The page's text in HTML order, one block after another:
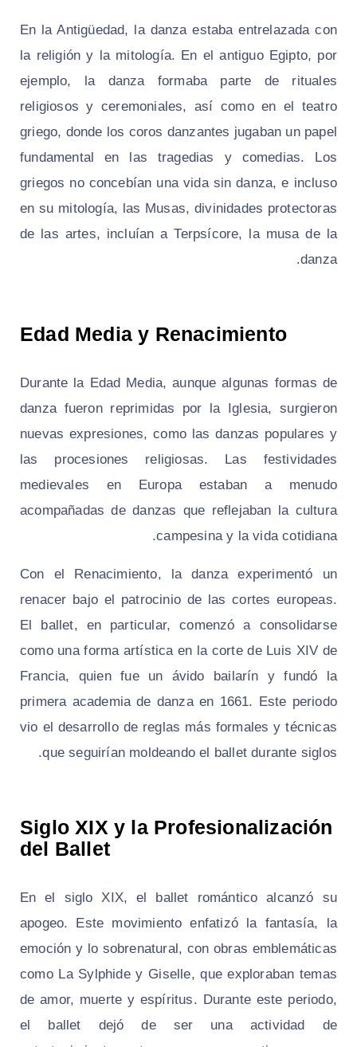
En la Antigüedad, la danza estaba entrelazada con
la religión y la mitología. En el antiguo Egipto, por
ejemplo, la danza formaba parte de rituales
religiosos y ceremoniales, así como en el teatro
griego, donde los coros danzantes jugaban un papel
fundamental en las tragedias y comedias. Los
griegos no concebían una vida sin danza, e incluso
en su mitología, las Musas, divinidades protectoras
de las artes, incluían a Terpsícore, la musa de la
danza.
Edad Media y Renacimiento
Durante la Edad Media, aunque algunas formas de
danza fueron reprimidas por la Iglesia, surgieron
nuevas expresiones, como las danzas populares y
las procesiones religiosas. Las festividades
medievales en Europa estaban a menudo
acompañadas de danzas que reflejaban la cultura
campesina y la vida cotidiana.
Con el Renacimiento, la danza experimentó un
renacer bajo el patrocinio de las cortes europeas.
El ballet, en particular, comenzó a consolidarse
como una forma artística en la corte de Luis XIV de
Francia, quien fue un ávido bailarín y fundó la
primera academia de danza en 1661. Este periodo
vio el desarrollo de reglas más formales y técnicas
que seguirían moldeando el ballet durante siglos.
Siglo XIX y la Profesionalización
del Ballet
En el siglo XIX, el ballet romántico alcanzó su
apogeo. Este movimiento enfatizó la fantasía, la
emoción y lo sobrenatural, con obras emblemáticas
como La Sylphidey Giselle, que exploraban temas
de amor, muerte y espíritus. Durante este periodo,
el ballet dejó de ser una actividad de